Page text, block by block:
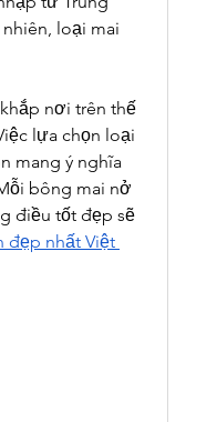
loại mai
nơi trên thế
lựa chọn loại
mang ý nghĩa
bông mai nở
điều tốt đẹp sẽ
đẹp nhất Việt